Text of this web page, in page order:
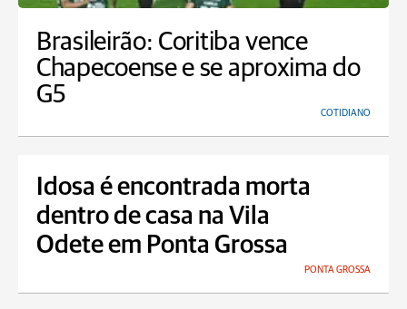
Brasileirão: Coritiba vence
Chapecoense e se aproxima do
G5
COTIDIANO
Idosa é encontrada morta
dentro de casa na Vila
Odete em Ponta Grossa
PONTA GROSSA